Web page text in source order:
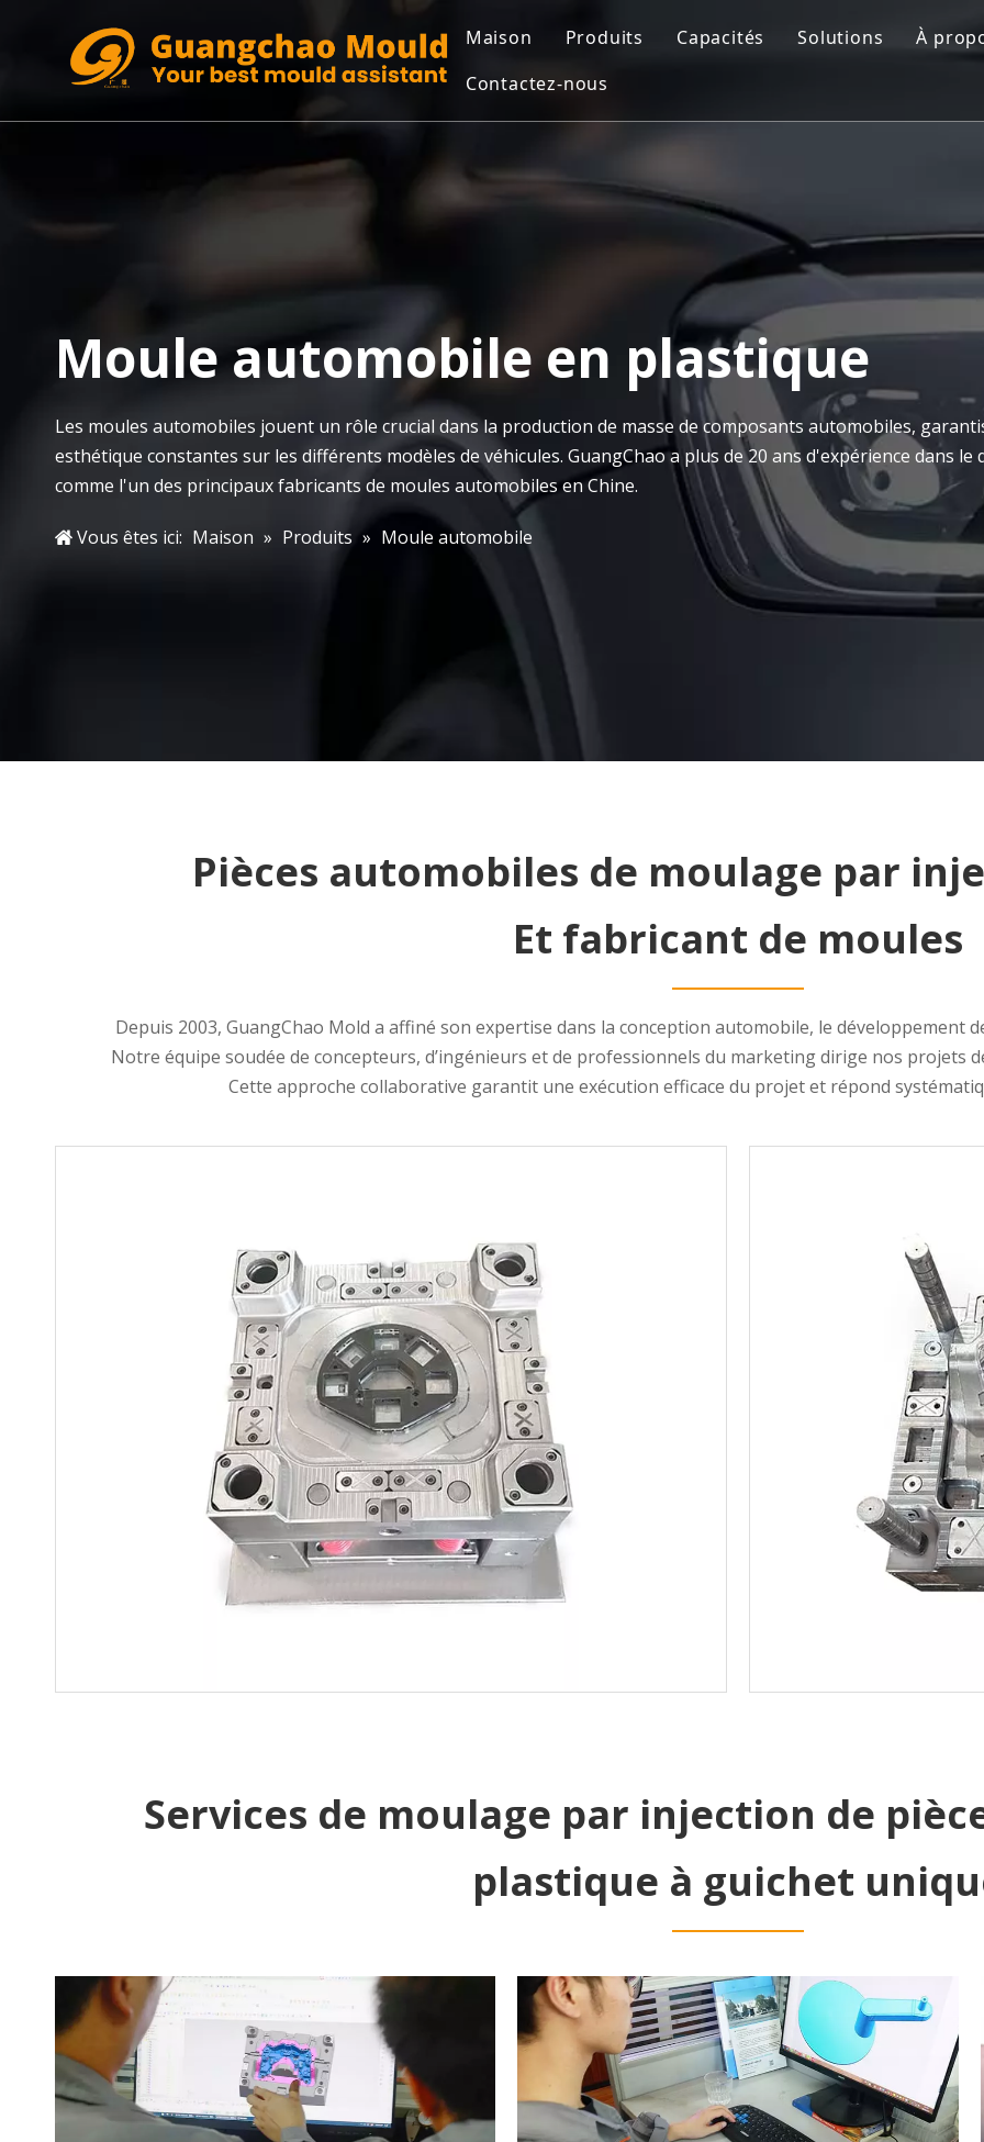
Maison Produits
Moule automobile
Moule médical
Moule de mobilier d'extérieur
Moule de préforme PET
Moisissure domestique
Moule pour appareils ménagers
Moule de soufflage
Capacités
Fabrication de moules
Contrôle de qualité
Moulage par injection
Solutions À
Contactez-nous
Moule automobile en plastique
Les moules automobiles jouent un rôle crucial dans la production de masse de composants automobiles,
esthétique constantes sur les différents modèles de véhicules. GuangChao a plus de 20 ans d'expérience dans
comme l'un des principaux fabricants de moules automobiles en Chine.
Vous êtes ici: Maison » Produits » Moule automobile
Pièces automobiles de moulage par
Et fabricant de moules
Depuis 2003, GuangChao Mold a affiné son expertise dans la conception automobile, le développement
Notre équipe soudée de concepteurs, d’ingénieurs et de professionnels du marketing dirige nos projets
Cette approche collaborative garantit une exécution efficace du projet et répond
Services de moulage par injection de
plastique à guichet